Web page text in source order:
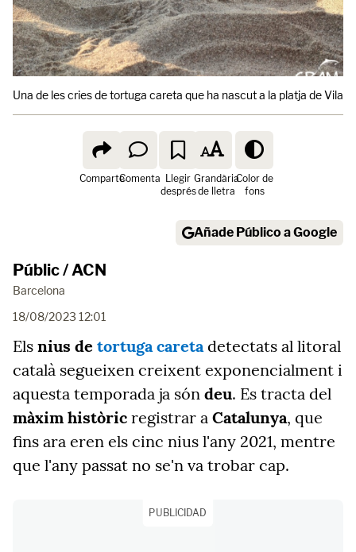
Una de les cries de tortuga careta que ha nascut a la platja de
ComparteComenta Llegir
després
Grandària
de lletra
Color de
fons
Añade Público a Google
Públic / ACN
Barcelona
18/08/2023 12:01
Els nius de tortuga caretadetectats al litoral
català segueixen creixent exponencialment i
aquesta temporada ja són deu. Es tracta del
màxim històric registrar a Catalunya, que
fins ara eren els cinc nius l'any 2021, mentre
que l'any passat no se'n va trobar cap.
PUBLICIDAD